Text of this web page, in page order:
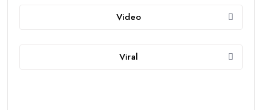
Video
Viral